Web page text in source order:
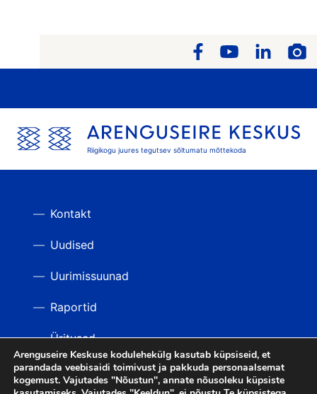
Riigikogu juures tegutsev sõltumatu mõttekoda
TAGASI ÜLES
Kontakt
Uudised
Uurimissuunad
Raportid
Üritused
Videod
Arenguseire Keskuse kodulehekülg kasutab küpsiseid, et
parandada veebisaidi toimivust ja pakkuda personaalsemat
kogemust. Vajutades "Nõustun", annate nõusoleku küpsiste